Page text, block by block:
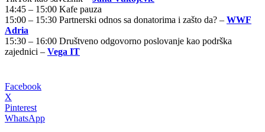
14:45 – 15:00 Kafe pauza
15:00 – 15:30 Partnerski odnos sa donatorima i zašto da? – WWF
Adria
15:30 – 16:00 Društveno odgovorno poslovanje kao podrška
zajednici – Vega IT
Facebook
X
Pinterest
WhatsApp